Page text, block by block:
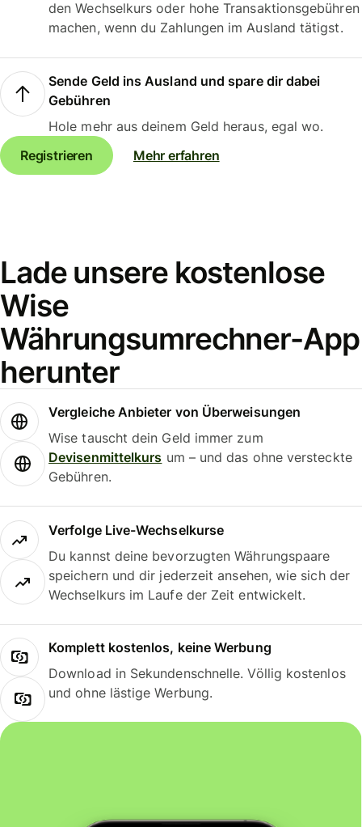
den Wechselkurs oder hohe Transaktionsgebühren
machen, wenn du Zahlungen im Ausland tätigst.
Sende Geld ins Ausland und spare dir dabei
Gebühren
Hole mehr aus deinem Geld heraus, egal wo.
Registrieren
Mehr erfahren
Lade unsere kostenlose
Wise
Währungsumrechner-App
herunter
Vergleiche Anbieter von Überweisungen
Wise tauscht dein Geld immer zum
Devisenmittelkurs um – und das ohne versteckte
Gebühren.
Verfolge Live-Wechselkurse
Du kannst deine bevorzugten Währungspaare
speichern und dir jederzeit ansehen, wie sich der
Wechselkurs im Laufe der Zeit entwickelt.
Komplett kostenlos, keine Werbung
Download in Sekundenschnelle. Völlig kostenlos
und ohne lästige Werbung.